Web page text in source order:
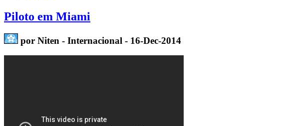
Piloto em Miami
por Niten - Internacional - 16-Dec-2014